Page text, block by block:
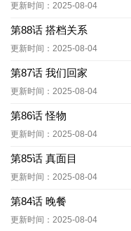
更新时间：2025-08-04
第88话 搭档关系
更新时间：2025-08-04
第87话 我们回家
更新时间：2025-08-04
第86话 怪物
更新时间：2025-08-04
第85话 真面目
更新时间：2025-08-04
第84话 晚餐
更新时间：2025-08-04